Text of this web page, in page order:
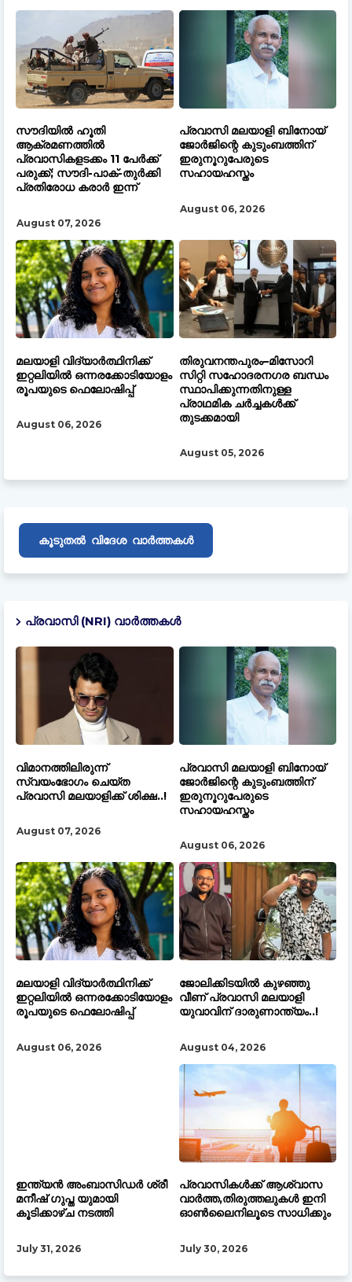
സൗദിയിൽ ഹൂതി
ആക്രമണത്തിൽ
പ്രവാസികളടക്കം 11 പേർക്ക്
പരുക്ക്; സൗദി-പാക്-തുർക്കി
പ്രതിരോധ കരാർ ഇന്ന്
August 07, 2026
പ്രവാസി മലയാളി ബിനോയ്
ജോർജിന്റെ കുടുംബത്തിന്
ഇരുനൂറുപേരുടെ
സഹായഹസ്തം
August 06, 2026
മലയാളി വിദ്യാർത്ഥിനിക്ക്
ഇറ്റലിയിൽ ഒന്നരക്കോടിയോളം
രൂപയുടെ ഫെലോഷിപ്പ്
August 06, 2026
തിരുവനന്തപുരം–മിസോറി
സിറ്റി സഹോദരനഗര ബന്ധം
സ്ഥാപിക്കുന്നതിനുള്ള
പ്രാഥമിക ചർച്ചകൾക്ക്
തുടക്കമായി
August 05, 2026
കൂടുതൽ വിദേശ വാർത്തകൾ
പ്രവാസി (NRI) വാർത്തകൾ
വിമാനത്തിലിരുന്ന്
സ്വയംഭോഗം ചെയ്ത
പ്രവാസി മലയാളിക്ക് ശിക്ഷ..!
August 07, 2026
പ്രവാസി മലയാളി ബിനോയ്
ജോർജിന്റെ കുടുംബത്തിന്
ഇരുനൂറുപേരുടെ
സഹായഹസ്തം
August 06, 2026
മലയാളി വിദ്യാർത്ഥിനിക്ക്
ഇറ്റലിയിൽ ഒന്നരക്കോടിയോളം
രൂപയുടെ ഫെലോഷിപ്പ്
August 06, 2026
ജോലിക്കിടയിൽ കുഴഞ്ഞു
വീണ് പ്രവാസി മലയാളി
യുവാവിന് ദാരുണാന്ത്യം..!
August 04, 2026
ഇന്ത്യൻ അംബാസിഡർ ശ്രീ
മനീഷ് ഗുപ്ത യുമായി
കൂടിക്കാഴ്ച നടത്തി
July 31, 2026
പ്രവാസികൾക്ക് ആശ്വാസ
വാർത്ത,തിരുത്തലുകൾ ഇനി
ഓൺലൈനിലൂടെ സാധിക്കും
July 30, 2026